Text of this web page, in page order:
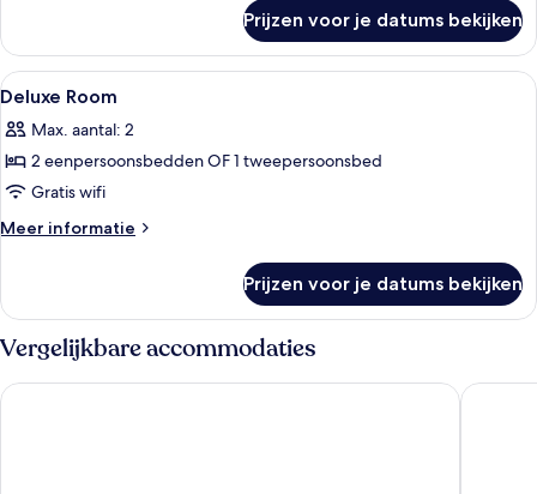
Suite
with
rooftop
Prijzen voor je datums bekijken
Alle
foto's
voor
Deluxe
Room
laden
Een hotelkamer met een bed, een
1
Deluxe Room
Max. aantal: 2
2 eenpersoonsbedden OF 1 tweepersoonsbed
Gratis wifi
Meer informatie
Meer
Room
Prijzen voor je datums bekijken
Vergelijkbare accommodaties
Maisons du Monde Hôtel & Suites - Marseille Vieux PortNovotel